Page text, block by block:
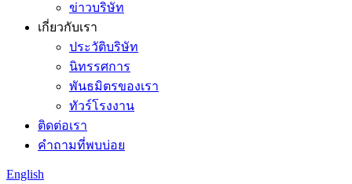
ข่าวบริษัท
เกี่ยวกับเรา
ประวัติบริษัท
นิทรรศการ
พันธมิตรของเรา
ทัวร์โรงงาน
ติดต่อเรา
คำถามที่พบบ่อย
English